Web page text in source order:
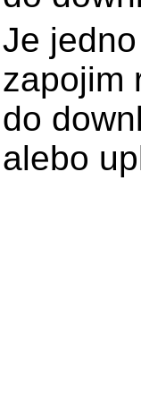
Je
zapojim
do
alebo